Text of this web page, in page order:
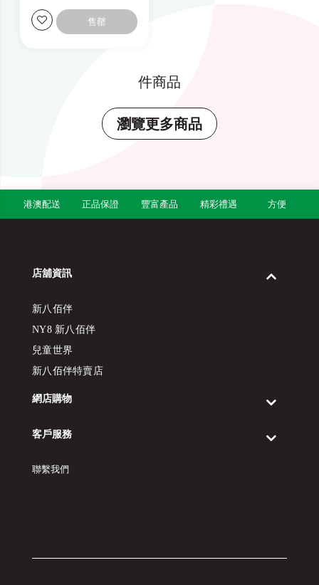
售罄
件商品
瀏覽更多商品
港澳配送 正品保證 豐富產品 精彩禮遇 方便
店舖資訊
新八佰伴
NY8 新八佰伴
兒童世界
新八佰伴特賣店
網店購物
客戶服務
聯繫我們